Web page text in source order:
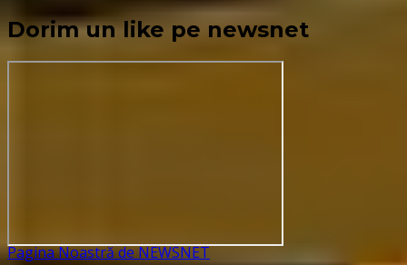
Dorim un like pe newsnet
Pagina Noastră de NEWSNET